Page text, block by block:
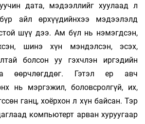
дата, мэдээллийг хуулаад л
айл өрхүүдийнхээ мэдээлэлд
шүү дээ. Ам бүл нь нэмэгдсэн,
шинэ хүн мэндэлсэн, эсэх,
болсон уу гэхчлэн иргэдийн
өөрчлөгддөг. Гэтэл ер авч
нь мэргэжил, боловсролгүй, их,
ганц, хоёрхон л хүн байсан. Тэр
компьютерт арван хуруугаар